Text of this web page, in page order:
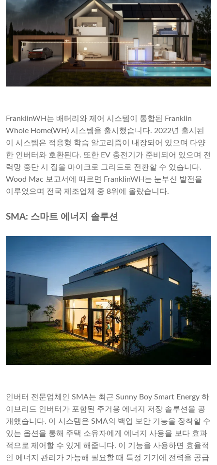
FranklinWH는 배터리와 제어 시스템이 통합된 Franklin
Whole Home(WH) 시스템을 출시했습니다. 2022년 출시된
이 시스템은 적응형 학습 알고리즘이 내장되어 있으며 다양
한 인버터와 호환된다. 또한 EV 충전기가 준비되어 있으며 전
력망 중단 시 집을 마이크로 그리드로 전환할 수 있습니다.
Wood Mac 보고서에 따르면 FranklinWH는 눈부신 발전을
이루었으며 전국 제조업체 중 8위에 올랐습니다.
SMA: 스마트 에너지 솔루션
인버터 전문업체인 SMA는 최근 Sunny Boy Smart Energy 하
이브리드 인버터가 포함된 주거용 에너지 저장 솔루션을 공
개했습니다. 이 시스템은 SMA의 백업 보안 기능을 장착할 수
있는 옵션을 통해 주택 소유자에게 에너지 사용을 보다 효과
적으로 제어할 수 있게 해줍니다. 이 기능을 사용하면 효율적
인 에너지 관리가 가능해 필요할 때 특정 기기에 전력을 공급